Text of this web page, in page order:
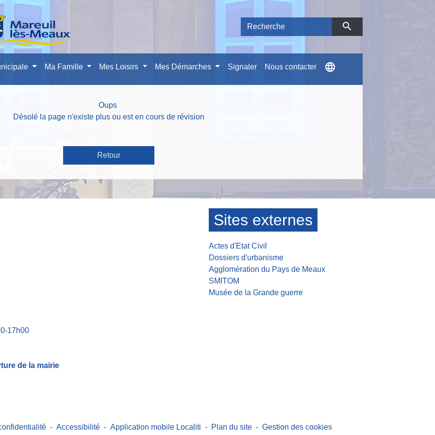
search
Ma Famille Mes Loisirs Mes Démarches Signaler Nous contacter language
Oups
Désolé la page n'existe plus ou est en cours de révision
Retour
17h00
de la mairie
Sites externes
Actes d'Etat Civil
Dossiers d'urbanisme
Agglomération du Pays de Meaux
SMITOM
Musée de la Grande guerre
- Accessibilité - Application mobile Localiti - Plan du site - Gestion des cookies